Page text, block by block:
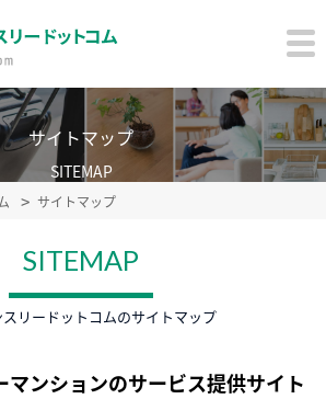
サイトマップ
SITEMAP
サイトマップ
SITEMAP
リードットコムのサイトマップ
マンションのサービス提供サイト